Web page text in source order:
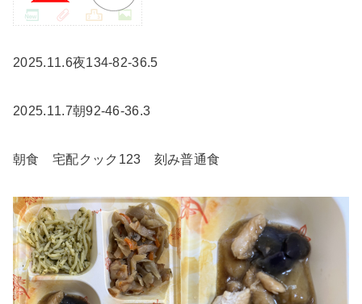
2025.11.6夜134-82-36.5
2025.11.7朝92-46-36.3
朝食 宅配クック123 刻み普通食